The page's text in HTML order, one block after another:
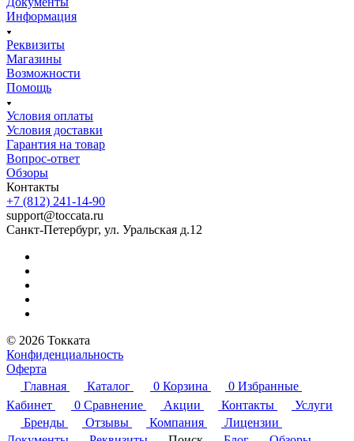
Информация
Реквизиты
Магазины
Возможности
Помощь
Условия оплаты
Условия доставки
Гарантия на товар
Вопрос-ответ
Обзоры
Контакты
+7 (812) 241-14-90
support@toccata.ru
Санкт-Петербург, ул. Уральская д.12
© 2026 Токката
Конфиденциальность
Оферта
Главная
Каталог 0 Корзина 0 Избранные
Кабинет
0 Сравнение Акции Контакты
Услуги
Бренды
Отзывы Компания
Лицензии